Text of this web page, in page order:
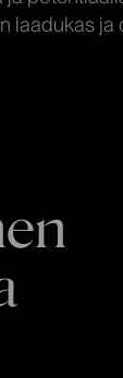
laadukas ja